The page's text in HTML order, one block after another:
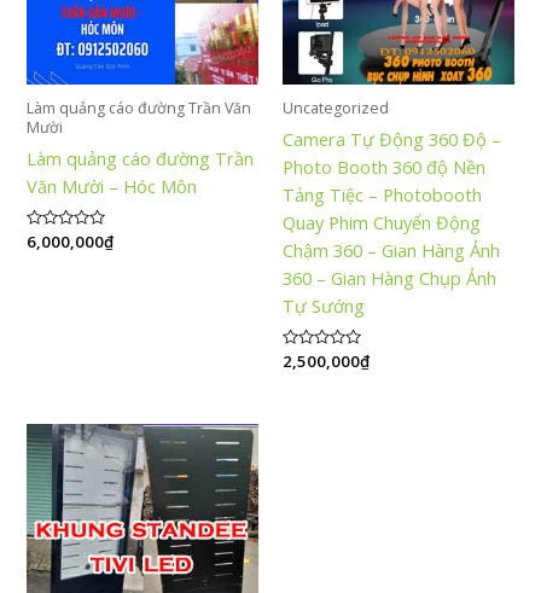
Làm quảng cáo đường Trần Văn
Mười
Làm quảng cáo đường Trần
Văn Mười – Hóc Môn
Được
xếp
6,000,000₫
Uncategorized
Camera Tự Động 360 Độ –
Photo Booth 360 độ Nền
Tảng Tiệc – Photobooth
Quay Phim Chuyển Động
Chậm 360 – Gian Hàng Ảnh
360 – Gian Hàng Chụp Ảnh
Tự Sướng
Được
xếp
2,500,000₫